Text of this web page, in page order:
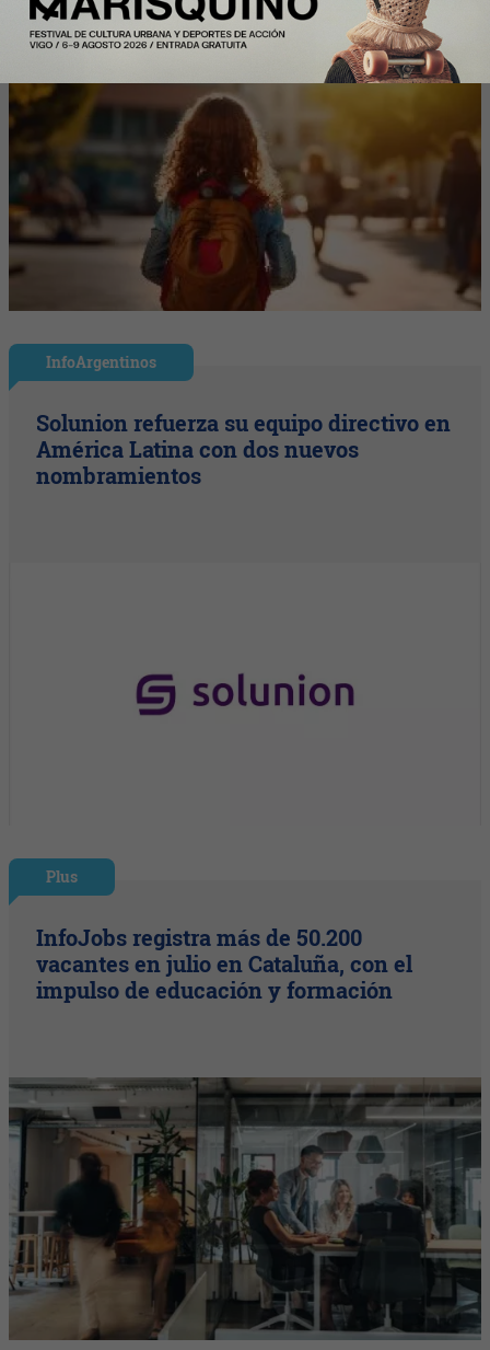
InfoArgentinos
Solunion refuerza su equipo directivo en
América Latina con dos nuevos
nombramientos
Plus
InfoJobs registra más de 50.200
vacantes en julio en Cataluña, con el
impulso de educación y formación